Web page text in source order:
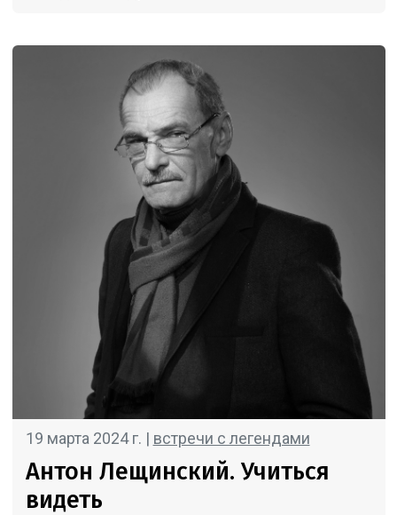
19 марта 2024 г. | встречи с легендами
Антон Лещинский. Учиться
видеть